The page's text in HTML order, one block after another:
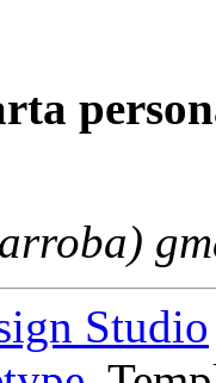
Studio